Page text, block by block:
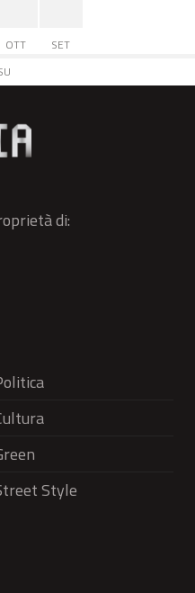
OTT
SET
di:
Style